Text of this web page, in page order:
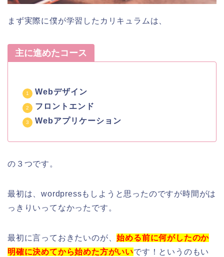
まず実際に僕が学習したカリキュラムは、
主に進めたコース
Webデザイン
フロントエンド
Webアプリケーション
の３つです。
最初は、wordpressもしようと思ったのですが時間がは
っきりいってなかったです。
最初に言っておきたいのが、始める前に何がしたのか
明確に決めてから始めた方がいいです！というのもい